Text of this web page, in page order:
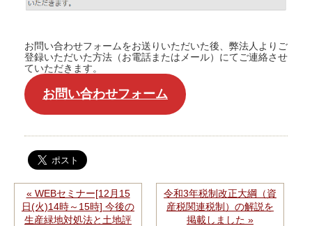
お問い合わせフォームをお送りいただいた後、弊法人よりご
登録いただいた方法（お電話またはメール）にてご連絡させ
ていただきます。
お問い合わせフォーム
« WEBセミナー[12月15
日(火)14時～15時] 今後の
生産緑地対処法と土地評
令和3年税制改正大綱（資
産税関連税制）の解説を
掲載しました »